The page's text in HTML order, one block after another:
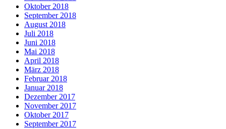
Oktober 2018
September 2018
August 2018
Juli 2018
Juni 2018
Mai 2018
April 2018
März 2018
Februar 2018
Januar 2018
Dezember 2017
November 2017
Oktober 2017
September 2017